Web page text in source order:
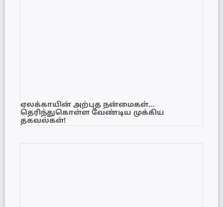
ஏலக்காயின் அற்புத நன்மைகள்…
தெரிந்துகொள்ள வேண்டிய முக்கிய
தகவல்கள்!